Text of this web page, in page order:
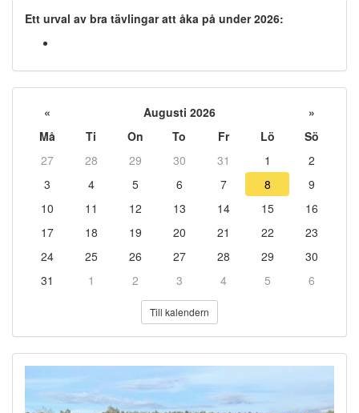
Ett urval av bra tävlingar att åka på under 2026:
« Augusti 2026
»
Må
Ti On To Fr Lö
Sö
27
28 29 30 31 1
2
3
4 5 6 7 8
9
10
11 12 13 14 15
16
17
18 19 20 21 22
23
24
25 26 27 28 29
30
31
1 2 3 4 5 6
Till kalendern